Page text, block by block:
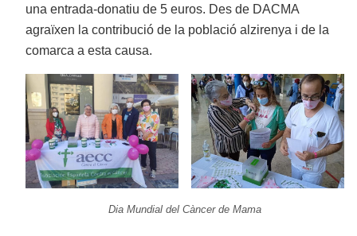
una entrada-donatiu de 5 euros. Des de DACMA
agraïxen la contribució de la població alzirenya i de la
comarca a esta causa.
Dia Mundial del Càncer de Mama